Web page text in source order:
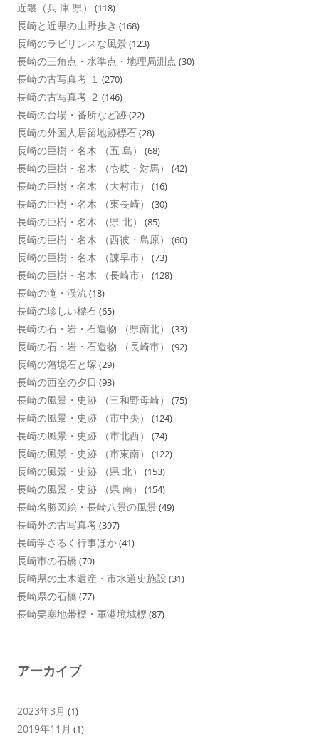
近畿（兵 庫 県） (118)
長崎と近県の山野歩き (168)
長崎のラビリンスな風景 (123)
長崎の三角点・水準点・地理局測点 (30)
長崎の古写真考 １ (270)
長崎の古写真考 ２ (146)
長崎の台場・番所など跡(22)
長崎の外国人居留地跡標石(28)
長崎の巨樹・名木 （五 島） (68)
長崎の巨樹・名木 （壱岐・対馬） (42)
長崎の巨樹・名木 （大村市） (16)
長崎の巨樹・名木 （東長崎） (30)
長崎の巨樹・名木 （県 北） (85)
長崎の巨樹・名木 （西彼・島原） (60)
長崎の巨樹・名木 （諌早市） (73)
長崎の巨樹・名木 （長崎市） (128)
長崎の滝・渓流(18)
長崎の珍しい標石(65)
長崎の石・岩・石造物 （県南北） (33)
長崎の石・岩・石造物 （長崎市） (92)
長崎の藩境石と塚 (29)
長崎の西空の夕日 (93)
長崎の風景・史跡 （三和野母崎） (75)
長崎の風景・史跡 （市中央） (124)
長崎の風景・史跡 （市北西） (74)
長崎の風景・史跡 （市東南） (122)
長崎の風景・史跡 （県 北） (153)
長崎の風景・史跡 （県 南） (154)
長崎名勝図絵・長崎八景の風景 (49)
長崎外の古写真考(397)
長崎学さるく行事ほか(41)
長崎市の石橋 (70)
長崎県の土木遺産・市水道史施設 (31)
長崎県の石橋 (77)
長崎要塞地帯標・軍港境域標(87)
アーカイブ
2023年3月 (1)
2019年11月 (1)